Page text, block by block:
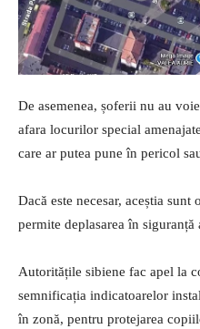
De asemenea, șoferii nu au
afara locurilor special
care ar putea pune în pericol
Dacă este necesar, aceștia
permite deplasarea în
Autoritățile sibiene fac apel la
semnificația indicatoarelor
în zonă, pentru protejarea